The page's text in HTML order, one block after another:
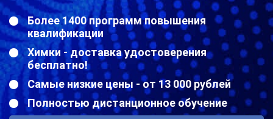
Более 1400 программ повышения
квалификации
Химки - доставка удостоверения
бесплатно!
Самые низкие цены - от 13 000 рублей
Полностью дистанционное обучение